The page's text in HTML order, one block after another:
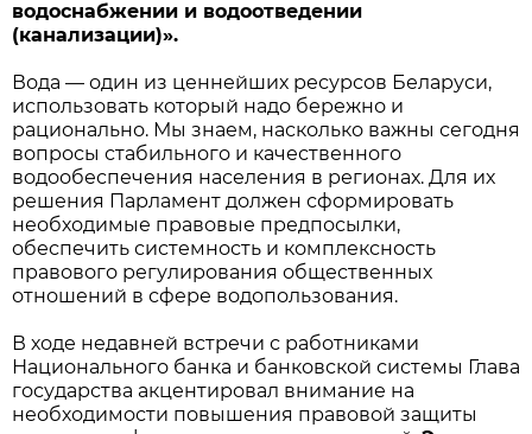
водоснабжении и водоотведении
(канализации)».
Вода — один из ценнейших ресурсов Беларуси,
использовать который надо бережно и
рационально. Мы знаем, насколько важны сегодня
вопросы стабильного и качественного
водообеспечения населения в регионах. Для их
решения Парламент должен сформировать
необходимые правовые предпосылки,
обеспечить системность и комплексность
правового регулирования общественных
отношений в сфере водопользования.
В ходе недавней встречи с работниками
Национального банка и банковской системы Глава
государства акцентировал внимание на
необходимости повышения правовой защиты